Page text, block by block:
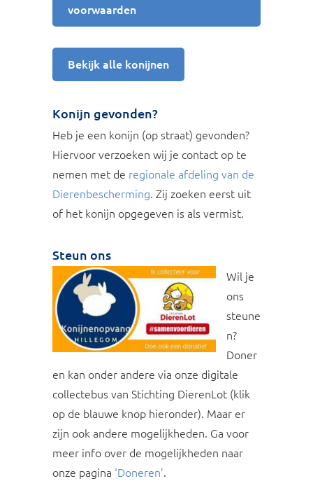
voorwaarden
Bekijk alle konijnen
Konijn gevonden?
Heb je een konijn (op straat) gevonden?
Hiervoor verzoeken wij je contact op te
nemen met de regionale afdeling van de
Dierenbescherming. Zij zoeken eerst uit
of het konijn opgegeven is als vermist.
Steun ons
Wil je
ons
steune
n?
Doner
en kan onder andere via onze digitale
collectebus van Stichting DierenLot (klik
op de blauwe knop hieronder). Maar er
zijn ook andere mogelijkheden. Ga voor
meer info over de mogelijkheden naar
onze pagina ‘Doneren’.